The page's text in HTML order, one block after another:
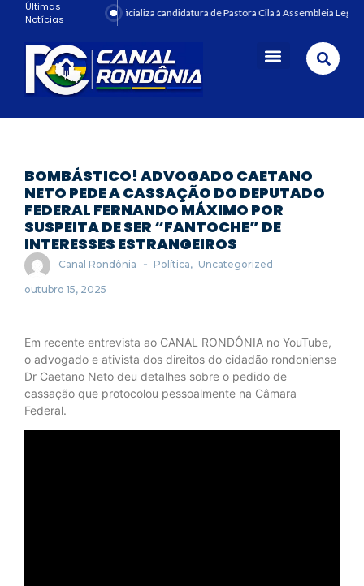
Últimas
Notícias
PRD oficializa candidatura de Pastora Cila à Assembleia
BOMBÁSTICO! ADVOGADO CAETANO
NETO PEDE A CASSAÇÃO DO DEPUTADO
FEDERAL FERNANDO MÁXIMO POR
SUSPEITA DE SER “FANTOCHE” DE
INTERESSES ESTRANGEIROS
Canal Rondônia - Política, Uncategorized
outubro 15, 2025
Em recente entrevista ao CANAL RONDÔNIA no YouTube,
o advogado e ativista dos direitos do cidadão rondoniense
Dr Caetano Neto deu detalhes sobre o pedido de
cassação que protocolou pessoalmente na Câmara
Federal.